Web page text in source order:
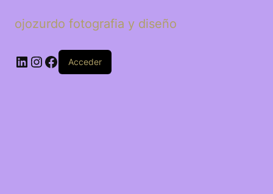
ojozurdo fotografia y diseño
LinkedIn
Instagram
Facebook
Acceder